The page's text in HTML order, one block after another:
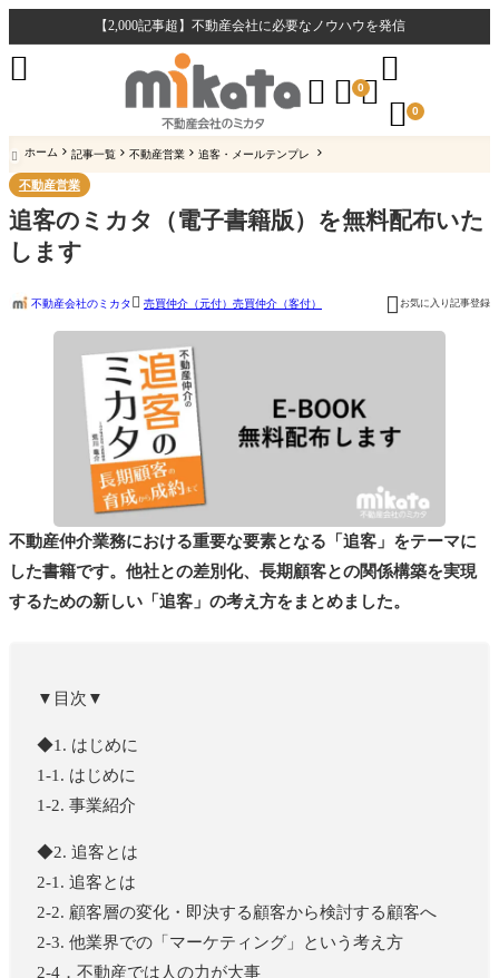
【2,000記事超】不動産会社に必要なノウハウを発信
  0

 0

 ホーム 記事一覧 不動産営業 追客・メールテンプレ
不動産営業
追客のミカタ（電子書籍版）を無料配布いた
します
不動産会社のミカタ  売買仲介（元付） 売買仲介（客付）  お気に入り記事登録
不動産仲介業務における重要な要素となる「追客」をテーマに
した書籍です。他社との差別化、長期顧客との関係構築を実現
するための新しい「追客」の考え方をまとめました。
▼目次▼
◆1. はじめに
1-1. はじめに
1-2. 事業紹介
◆2. 追客とは
2-1. 追客とは
2-2. 顧客層の変化・即決する顧客から検討する顧客へ
2-3. 他業界での「マーケティング」という考え方
2-4．不動産では人の力が大事